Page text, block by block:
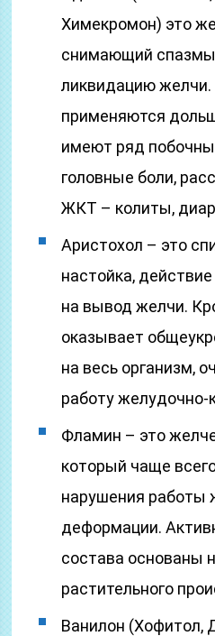
Химекромон) это
снимающий
ликвидацию
применяются
имеют ряд
головные боли,
ЖКТ – колиты,
Аристохол – это
настойка,
на вывод желчи.
оказывает
на весь организм,
работу желудочно-
Фламин – это
который чаще
нарушения работы
деформации.
состава основаны
растительного
Ванилон (Хофитол,